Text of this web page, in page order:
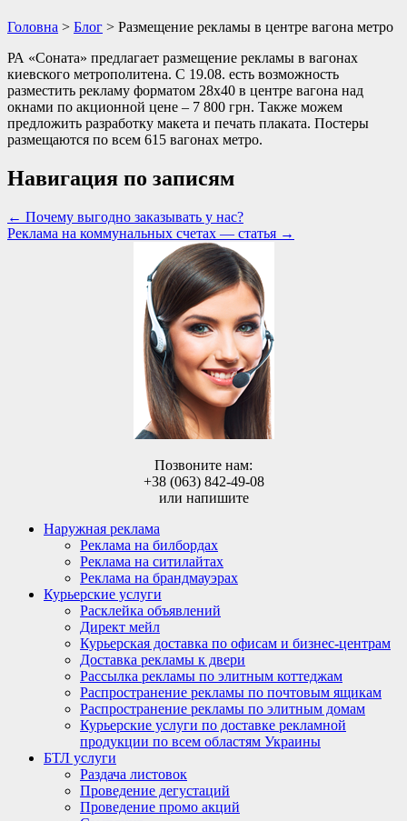
Головна > Блог > Размещение рекламы в центре вагона метро
РА «Соната» предлагает размещение рекламы в вагонах
киевского метрополитена. С 19.08. есть возможность
разместить рекламу форматом 28х40 в центре вагона над
окнами по акционной цене – 7 800 грн. Также можем
предложить разработку макета и печать плаката. Постеры
размещаются по всем 615 вагонах метро.
Навигация по записям
← Почему выгодно заказывать у нас?
Реклама на коммунальных счетах — статья →
Позвоните нам:
+38 (063) 842-49-08
или напишите
Наружная реклама
Реклама на билбордах
Реклама на ситилайтах
Реклама на брандмауэрах
Курьерские услуги
Расклейка объявлений
Директ мейл
Курьерская доставка по офисам и бизнес-центрам
Доставка рекламы к двери
Рассылка рекламы по элитным коттеджам
Распространение рекламы по почтовым ящикам
Распространение рекламы по элитным домам
Курьерские услуги по доставке рекламной
продукции по всем областям Украины
БТЛ услуги
Раздача листовок
Проведение дегустаций
Проведение промо акций